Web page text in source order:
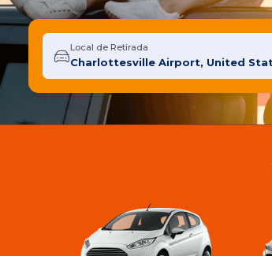
Local de Retirada